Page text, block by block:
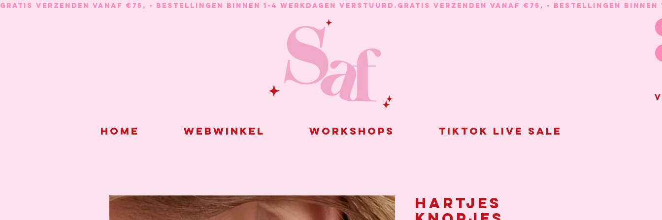
GRATIS VERZENDEN VANAF €75, - BESTELLINGEN BINNEN 1-4 WERKDAGEN VERSTUURD.
Home Webwinkel Workshops Tiktok live sale
Hartjes